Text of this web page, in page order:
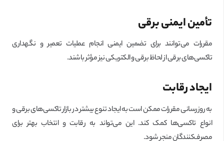
تأمین ایمنی برقی
مقررات می‌توانند برای تضمین ایمنی انجام عملیات تعمیر و نگهداری
تاکسی‌های برقی از لحاظ برقی و الکتریکی نیز مؤثر باشند.
ایجاد رقابت
به روز‌رسانی مقررات ممکن است به ایجاد تنوع بیشتر در بازار تاکسی‌های برقی و
انواع تاکسی‌ها کمک کند. این می‌تواند به رقابت و انتخاب بهتر برای
مصرف‌کنندگان منجر شود.